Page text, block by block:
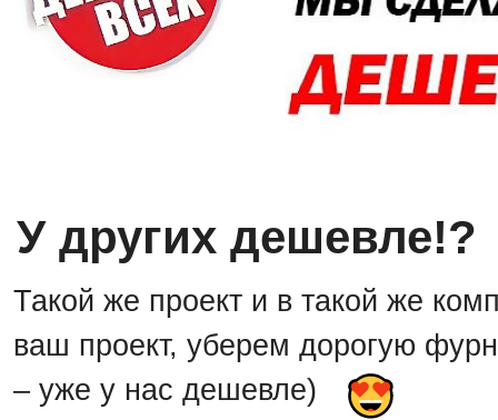
Такой же проект и в такой же
ваш проект, уберем дорогую
– уже у нас дешевле)
У других дешевле!?